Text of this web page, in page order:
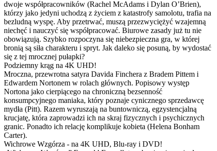
dwoje współpracowników (Rachel McAdams i Dylan O’Brien),
którzy jako jedyni uchodzą z życiem z katastrofy samolotu, trafia na
bezludną wyspę. Aby przetrwać, muszą przezwyciężyć wzajemną
niechęć i nauczyć się współpracować. Biurowe zasady już tu nie
obowiązują. Szybko rozpoczyna się niebezpieczna gra, w której
bronią są siła charakteru i spryt. Jak daleko się posuną, by wydostać
się z tej mrocznej pułapki?
Podziemny krąg na 4K UHD!
Mroczna, przewrotna satyra Davida Finchera z Bradem Pittem i
Edwardem Nortonem w rolach głównych. Popisowy występ
Nortona jako cierpiącego na chroniczną bezsenność
konsumpcyjnego maniaka, który poznaje cynicznego sprzedawcę
mydła (Pitt). Razem wyruszają na buntowniczą, egzystencjalną
krucjatę, która zaprowadzi ich na skraj fizycznych i psychicznych
granic. Ponadto ich relację komplikuje kobieta (Helena Bonham
Carter).
Wichrowe Wzgórza - na 4K UHD, Blu-ray i DVD!